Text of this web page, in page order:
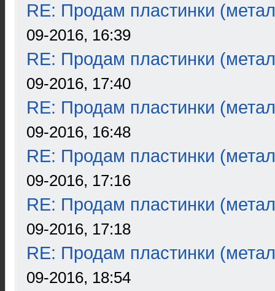
RE: Продам пластинки
09-2016, 16:39
RE: Продам пластинки
09-2016, 17:40
RE: Продам пластинки
09-2016, 16:48
RE: Продам пластинки
09-2016, 17:16
RE: Продам пластинки
09-2016, 17:18
RE: Продам пластинки
09-2016, 18:54